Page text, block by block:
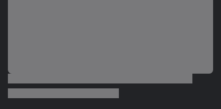
diz Alfredo Gaspar a...